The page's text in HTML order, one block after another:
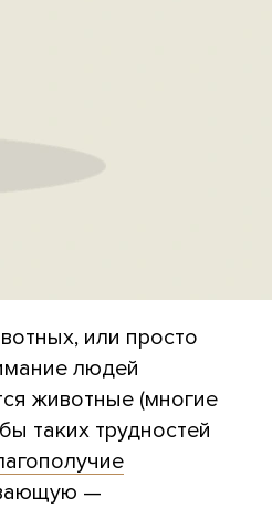
или просто
людей
животные (многие
таких трудностей
—